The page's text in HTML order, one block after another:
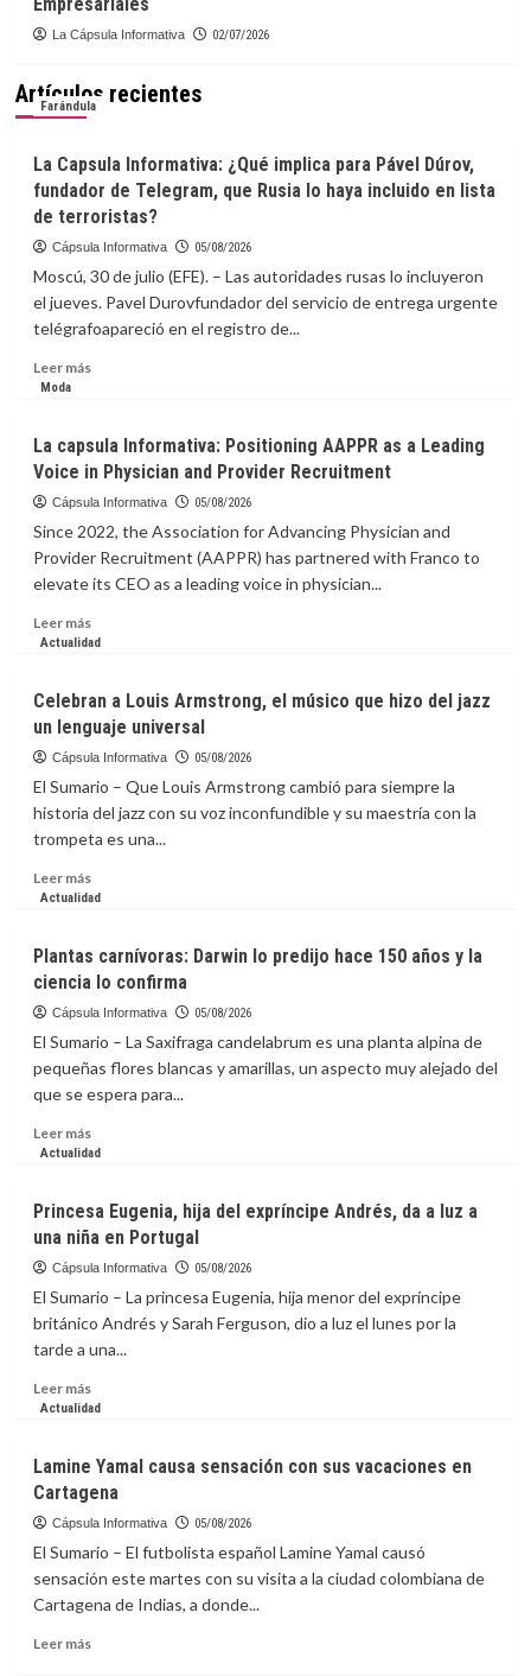
La Cápsula Informativa 02/07/2026
Artículos recientes
Farándula
La Capsula Informativa: ¿Qué implica para Pável Dúrov,
fundador de Telegram, que Rusia lo haya incluido en lista
de terroristas?
Cápsula Informativa 05/08/2026
Moscú, 30 de julio (EFE). – Las autoridades rusas lo incluyeron
el jueves. Pavel Durovfundador del servicio de entrega urgente
telégrafoapareció en el registro de...
Leer másLeer
Capsula
Informativa:
¿Qué
para
Pável
Dúrov,
de
Rusia
lo
en
lista
de
Moda
La capsula Informativa: Positioning AAPPR as a Leading
Voice in Physician and Provider Recruitment
Cápsula Informativa 05/08/2026
Since 2022, the Association for Advancing Physician and
Provider Recruitment (AAPPR) has partnered with Franco to
elevate its CEO as a leading voice in physician...
Leer másLeer
más
capsula
Informativa:
Positioning
as
a
Leading
in
Provider
Recruitment
Actualidad
Celebran a Louis Armstrong, el músico que hizo del jazz
un lenguaje universal
Cápsula Informativa 05/08/2026
El Sumario – Que Louis Armstrong cambió para siempre la
historia del jazz con su voz inconfundible y su maestría con la
trompeta es una...
Leer másLeer
más
a
Louis
Armstrong,
músico
que
hizo
jazz
universal
Actualidad
Plantas carnívoras: Darwin lo predijo hace 150 años y la
ciencia lo confirma
Cápsula Informativa 05/08/2026
El Sumario – La Saxifraga candelabrum es una planta alpina de
pequeñas flores blancas y amarillas, un aspecto muy alejado del
que se espera para...
Leer másLeer
más
carnívoras:
Darwin
lo
hace
150
años
la
confirma
Actualidad
Princesa Eugenia, hija del expríncipe Andrés, da a luz a
una niña en Portugal
Cápsula Informativa 05/08/2026
El Sumario – La princesa Eugenia, hija menor del expríncipe
británico Andrés y Sarah Ferguson, dio a luz el lunes por la
tarde a una...
Leer másLeer
más
Eugenia,
hija
del
Andrés,
da
a
a
Actualidad
Lamine Yamal causa sensación con sus vacaciones en
Cartagena
Cápsula Informativa 05/08/2026
El Sumario – El futbolista español Lamine Yamal causó
sensación este martes con su visita a la ciudad colombiana de
Cartagena de Indias, a donde...
Leer másLeer